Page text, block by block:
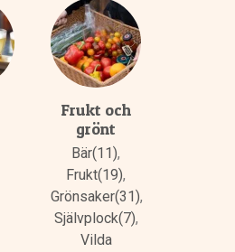
Frukt och
grönt
Bär(11),
Frukt(19),
Grönsaker(31),
Självplock(7),
Vilda